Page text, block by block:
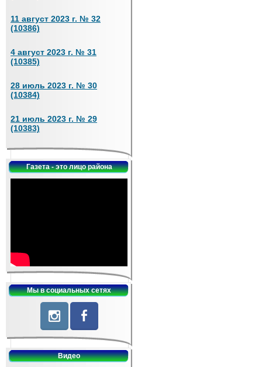
11 август 2023 г. № 32
(10386)
4 август 2023 г. № 31
(10385)
28 июль 2023 г. № 30
(10384)
21 июль 2023 г. № 29
(10383)
Газета - это лицо района
Мы в социальных сетях
Видео